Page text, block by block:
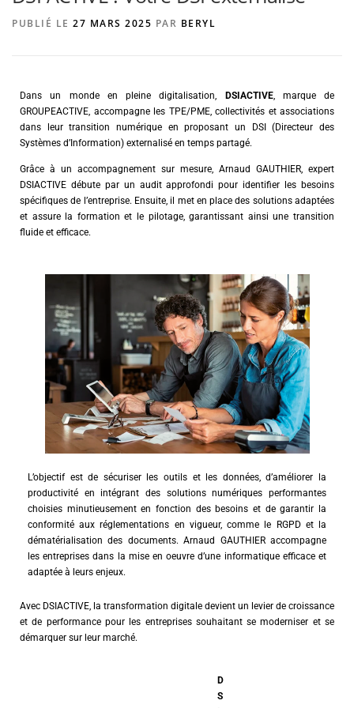
PUBLIÉ LE 27 MARS 2025 PAR BERYL
Dans un monde en pleine digitalisation, DSIACTIVE, marque de
GROUPEACTIVE, accompagne les TPE/PME, collectivités et associations
dans leur transition numérique en proposant un DSI (Directeur des
Systèmes d’Information) externalisé en temps partagé.
Grâce à un accompagnement sur mesure, Arnaud GAUTHIER, expert
DSIACTIVE débute par un audit approfondi pour identifier les besoins
spécifiques de l’entreprise. Ensuite, il met en place des solutions adaptées
et assure la formation et le pilotage, garantissant ainsi une transition
fluide et efficace.
L’objectif est de sécuriser les outils et les données, d’améliorer la
productivité en intégrant des solutions numériques performantes
choisies minutieusement en fonction des besoins et de garantir la
conformité aux réglementations en vigueur, comme le RGPD et la
dématérialisation des documents. Arnaud GAUTHIER accompagne
les entreprises dans la mise en oeuvre d’une informatique efficace et
adaptée à leurs enjeux.
Avec DSIACTIVE, la transformation digitale devient un levier de croissance
et de performance pour les entreprises souhaitant se moderniser et se
démarquer sur leur marché.
D
S